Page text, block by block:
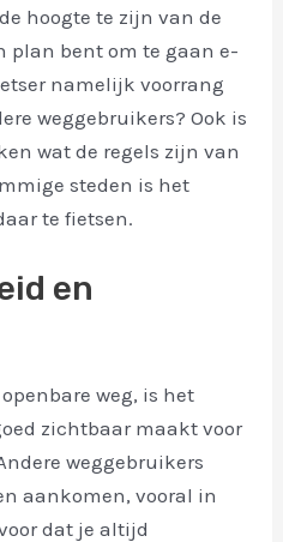
hoogte te zijn van de
plan bent om te gaan e-
namelijk voorrang
weggebruikers? Ook is
wat de regels zijn van
steden is het
te fietsen.
en
weg, is het
zichtbaar maakt voor
weggebruikers
aankomen, vooral in
dat je altijd